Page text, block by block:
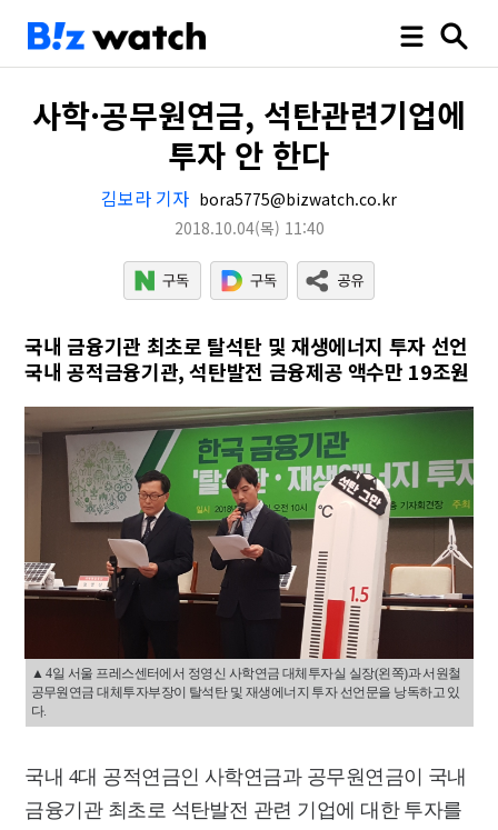
사학·공무원연금, 석탄관련기업에
투자 안 한다
김보라 기자 bora5775@bizwatch.co.kr
2018.10.04(목) 11:40
국내 금융기관 최초로 탈석탄 및 재생에너지 투자 선언
국내 공적금융기관, 석탄발전 금융제공 액수만 19조원
▲ 4일 서울 프레스센터에서 정영신 사학연금 대체투자실 실장(왼쪽)과 서원철
공무원연금 대체투자부장이 탈석탄 및 재생에너지 투자 선언문을 낭독하고 있
다.
국내 4대 공적연금인 사학연금과 공무원연금이 국내
금융기관 최초로 석탄발전 관련 기업에 대한 투자를